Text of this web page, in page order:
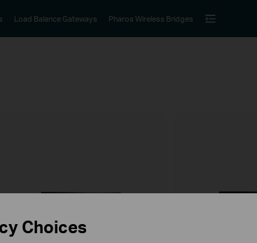
Load Balance Gateways Pharos Wireless Bridges
Choices